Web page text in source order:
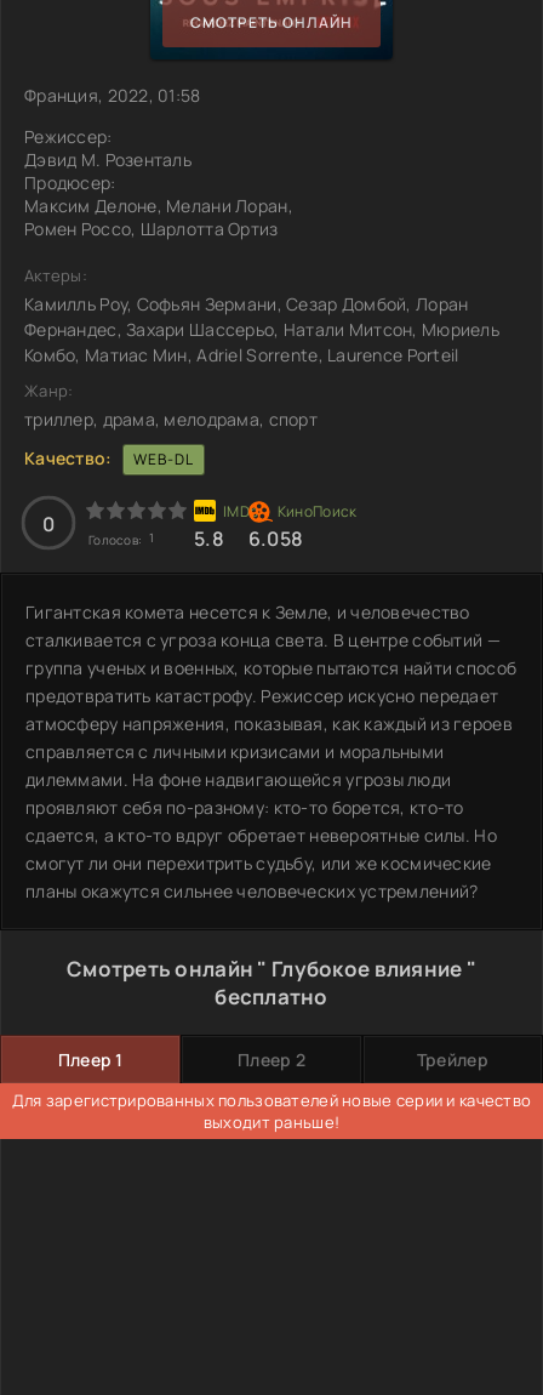
СМОТРЕТЬ ОНЛАЙН
Франция, 2022, 01:58
Режиссер:
Дэвид М. Розенталь
Продюсер:
Максим Делоне, Мелани Лоран,
Ромен Россо, Шарлотта Ортиз
Актеры:
Камилль Роу, Софьян Зермани, Сезар Домбой, Лоран
Фернандес, Захари Шассерьо, Натали Митсон, Мюриель
Комбо, Матиас Мин, Adriel Sorrente, Laurence Porteil
Жанр:
триллер, драма, мелодрама, спорт
Качество:
WEB-DL
0
Голосов: 1 5.8 6.058
Гигантская комета несется к Земле, и человечество
сталкивается с угроза конца света. В центре событий —
группа ученых и военных, которые пытаются найти способ
предотвратить катастрофу. Режиссер искусно передает
атмосферу напряжения, показывая, как каждый из героев
справляется с личными кризисами и моральными
дилеммами. На фоне надвигающейся угрозы люди
проявляют себя по-разному: кто-то борется, кто-то
сдается, а кто-то вдруг обретает невероятные силы. Но
смогут ли они перехитрить судьбу, или же космические
планы окажутся сильнее человеческих устремлений?
Смотреть онлайн " Глубокое влияние "
бесплатно
Плеер 1 Плеер 2 Трейлер
Для зарегистрированных пользователей новые серии и качество
выходит раньше!